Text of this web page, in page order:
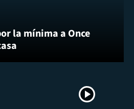
la mínima a Once